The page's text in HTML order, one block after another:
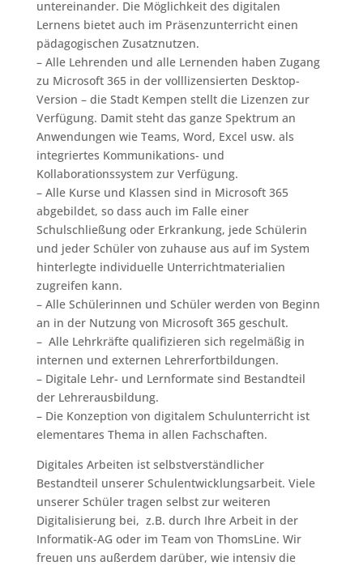
untereinander. Die Möglichkeit des digitalen
Lernens bietet auch im Präsenzunterricht einen
pädagogischen Zusatznutzen.
– Alle Lehrenden und alle Lernenden haben Zugang
zu Microsoft 365 in der volllizensierten Desktop-
Version – die Stadt Kempen stellt die Lizenzen zur
Verfügung. Damit steht das ganze Spektrum an
Anwendungen wie Teams, Word, Excel usw. als
integriertes Kommunikations- und
Kollaborationssystem zur Verfügung.
– Alle Kurse und Klassen sind in Microsoft 365
abgebildet, so dass auch im Falle einer
Schulschließung oder Erkrankung, jede Schülerin
und jeder Schüler von zuhause aus auf im System
hinterlegte individuelle Unterrichtmaterialien
zugreifen kann.
– Alle Schülerinnen und Schüler werden von Beginn
an in der Nutzung von Microsoft 365 geschult.
– Alle Lehrkräfte qualifizieren sich regelmäßig in
internen und externen Lehrerfortbildungen.
– Digitale Lehr- und Lernformate sind Bestandteil
der Lehrerausbildung.
– Die Konzeption von digitalem Schulunterricht ist
elementares Thema in allen Fachschaften.
Digitales Arbeiten ist selbstverständlicher
Bestandteil unserer Schulentwicklungsarbeit. Viele
unserer Schüler tragen selbst zur weiteren
Digitalisierung bei, z.B. durch Ihre Arbeit in der
Informatik-AG oder im Team von ThomsLine. Wir
freuen uns außerdem darüber, wie intensiv die